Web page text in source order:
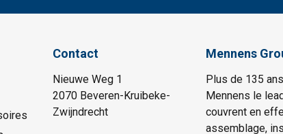
Contact
Nieuwe Weg 1
2070 Beveren-Kruibeke-
Zwijndrecht
Mennens
Plus de 135
Mennens le
couvrent en
assemblage,